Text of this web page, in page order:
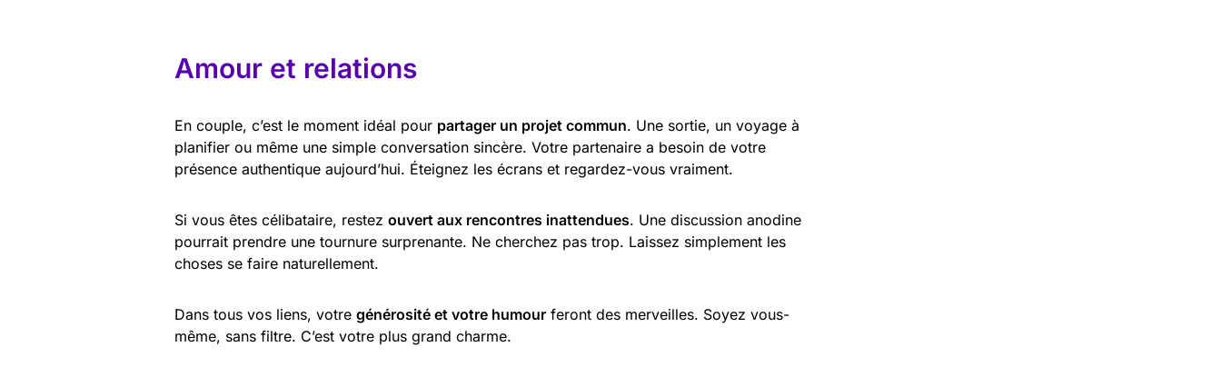
Amour et relations
En couple, c’est le moment idéal pour partager un projet commun. Une sortie, un voyage à
planifier ou même une simple conversation sincère. Votre partenaire a besoin de votre
présence authentique aujourd’hui. Éteignez les écrans et regardez-vous vraiment.
Si vous êtes célibataire, restez ouvert aux rencontres inattendues. Une discussion anodine
pourrait prendre une tournure surprenante. Ne cherchez pas trop. Laissez simplement les
choses se faire naturellement.
Dans tous vos liens, votre générosité et votre humour feront des merveilles. Soyez vous-
même, sans filtre. C’est votre plus grand charme.